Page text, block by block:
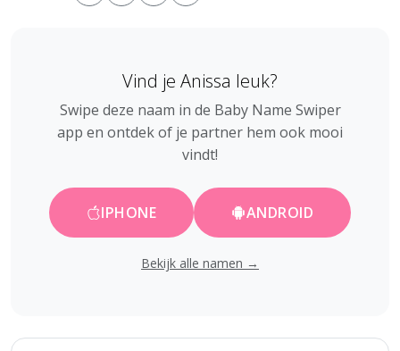
Vind je Anissa leuk?
Swipe deze naam in de Baby Name Swiper
app en ontdek of je partner hem ook mooi
vindt!
IPHONE ANDROID
Bekijk alle namen →